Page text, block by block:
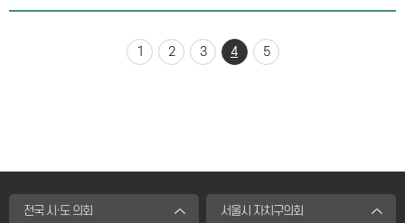
1 2 3 4 5
전국 시·도 의회 서울시 자치구의회